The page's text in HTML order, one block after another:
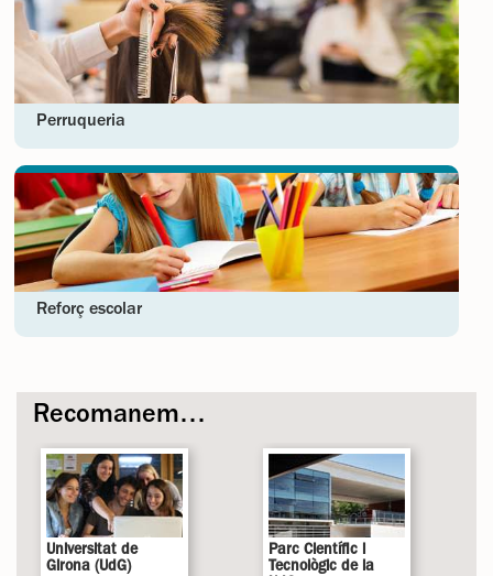
Perruqueria
Reforç escolar
Recomanem…
Universitat de
Girona (UdG)
Parc Científic i
Tecnològic de la